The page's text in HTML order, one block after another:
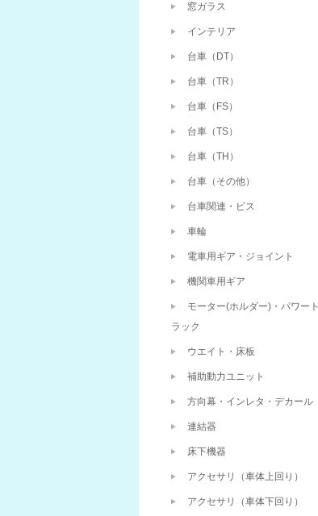
窓ガラス
インテリア
台車（DT）
台車（TR）
台車（FS）
台車（TS）
台車（TH）
台車（その他）
台車関連・ビス
車輪
電車用ギア・ジョイント
機関車用ギア
モーター(ホルダー)・パワート
ラック
ウエイト・床板
補助動力ユニット
方向幕・インレタ・デカール
連結器
床下機器
アクセサリ（車体上回り）
アクセサリ（車体下回り）